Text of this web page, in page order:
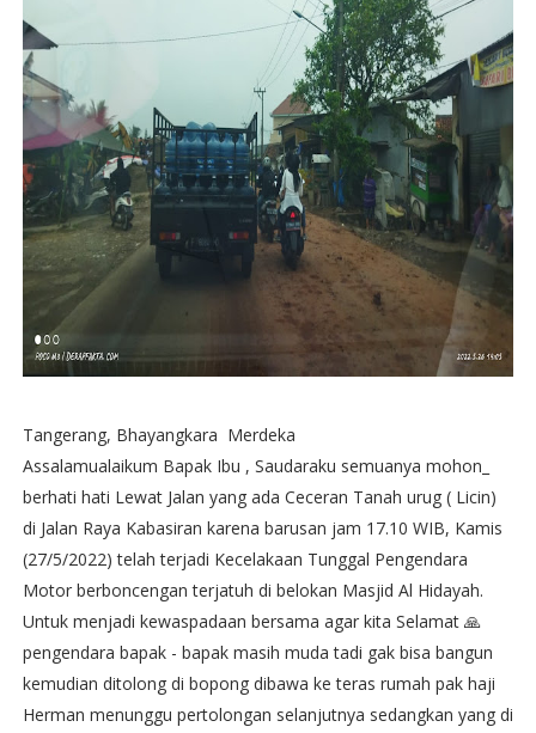
Tangerang, Bhayangkara Merdeka
Assalamualaikum Bapak Ibu , Saudaraku semuanya mohon_
berhati hati Lewat Jalan yang ada Ceceran Tanah urug ( Licin)
di Jalan Raya Kabasiran karena barusan jam 17.10 WIB, Kamis
(27/5/2022) telah terjadi Kecelakaan Tunggal Pengendara
Motor berboncengan terjatuh di belokan Masjid Al Hidayah.
Untuk menjadi kewaspadaan bersama agar kita Selamat 🙏
pengendara bapak - bapak masih muda tadi gak bisa bangun
kemudian ditolong di bopong dibawa ke teras rumah pak haji
Herman menunggu pertolongan selanjutnya sedangkan yang di